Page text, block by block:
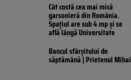
Cât costă cea mai mică
garsonieră din România.
Spațiul are sub 4 mp și se
află lângă Universitate
Bancul sfârșitului de
săptămână | Prietenul Mihai